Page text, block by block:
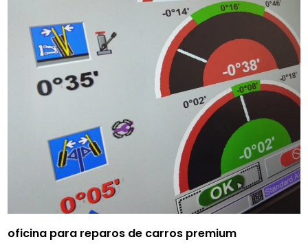
oficina para reparos de carros premium